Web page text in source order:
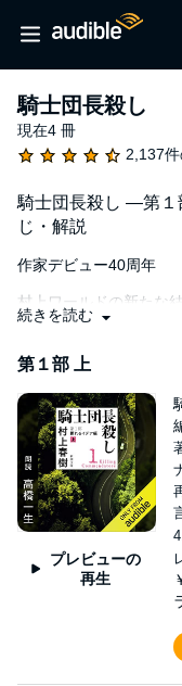
騎士団長殺し
現在4 冊
2,137
騎士団長殺し ―第１
じ・解説
作家デビュー40周年
村上ワールドの新たな
一枚の絵が、秘密の扉
を望む小暗い森の山荘
い谷の向こうから謎め
が起き始める。雑木林
みずく、そして「騎士
最高の長編小説！
© Harukimurakami
続きを読む
第１部 上
プレビューの
再生